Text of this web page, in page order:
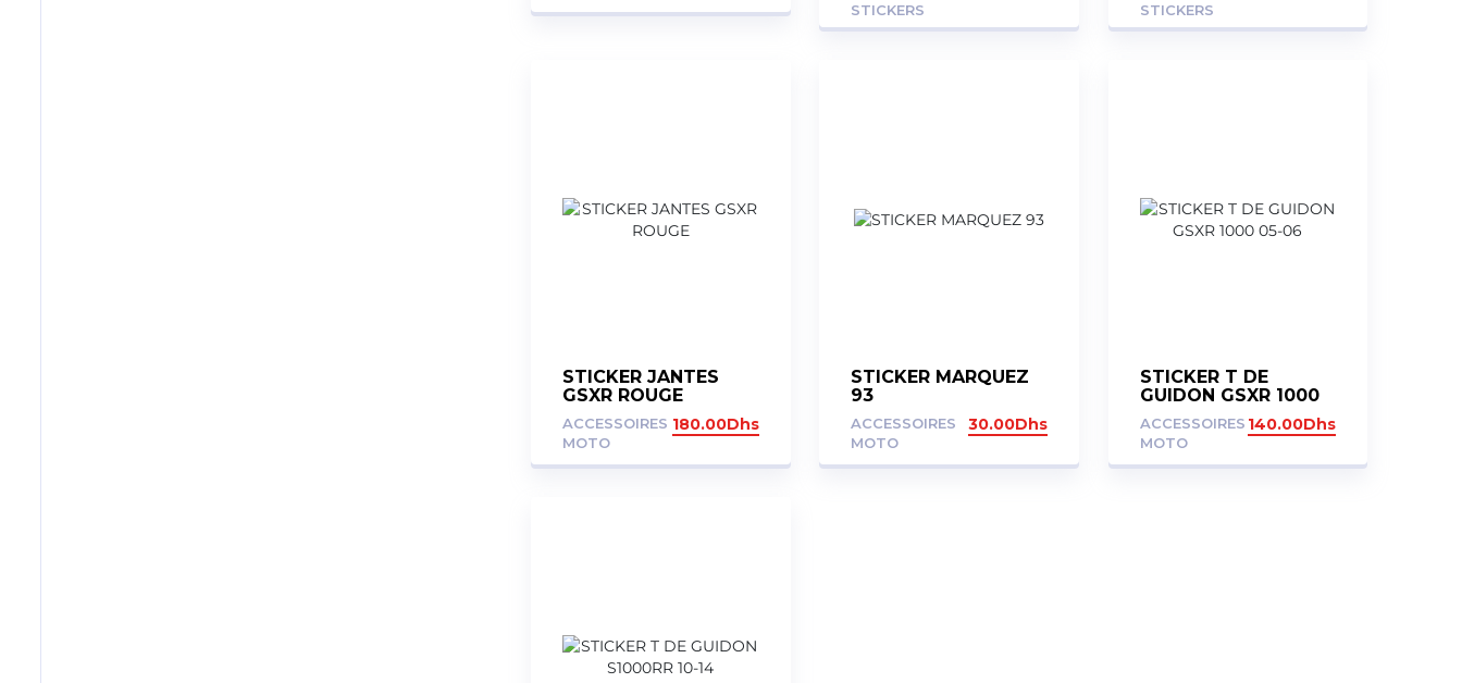
STICKERS
STICKERS
STICKER JANTES
GSXR ROUGE
ACCESSOIRES
MOTO
180.00Dhs
STICKER MARQUEZ
93
ACCESSOIRES
MOTO
30.00Dhs
STICKER T DE
GUIDON GSXR 1000
05-06
ACCESSOIRES
MOTO
140.00Dhs